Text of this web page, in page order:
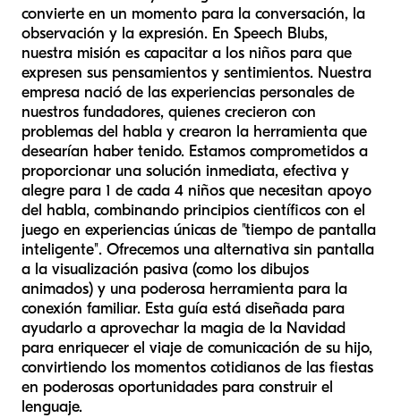
convierte en un momento para la conversación, la
observación y la expresión. En Speech Blubs,
nuestra misión es capacitar a los niños para que
expresen sus pensamientos y sentimientos. Nuestra
empresa nació de las experiencias personales de
nuestros fundadores, quienes crecieron con
problemas del habla y crearon la herramienta que
desearían haber tenido. Estamos comprometidos a
proporcionar una solución inmediata, efectiva y
alegre para 1 de cada 4 niños que necesitan apoyo
del habla, combinando principios científicos con el
juego en experiencias únicas de "tiempo de pantalla
inteligente". Ofrecemos una alternativa sin pantalla
a la visualización pasiva (como los dibujos
animados) y una poderosa herramienta para la
conexión familiar. Esta guía está diseñada para
ayudarlo a aprovechar la magia de la Navidad
para enriquecer el viaje de comunicación de su hijo,
convirtiendo los momentos cotidianos de las fiestas
en poderosas oportunidades para construir el
lenguaje.